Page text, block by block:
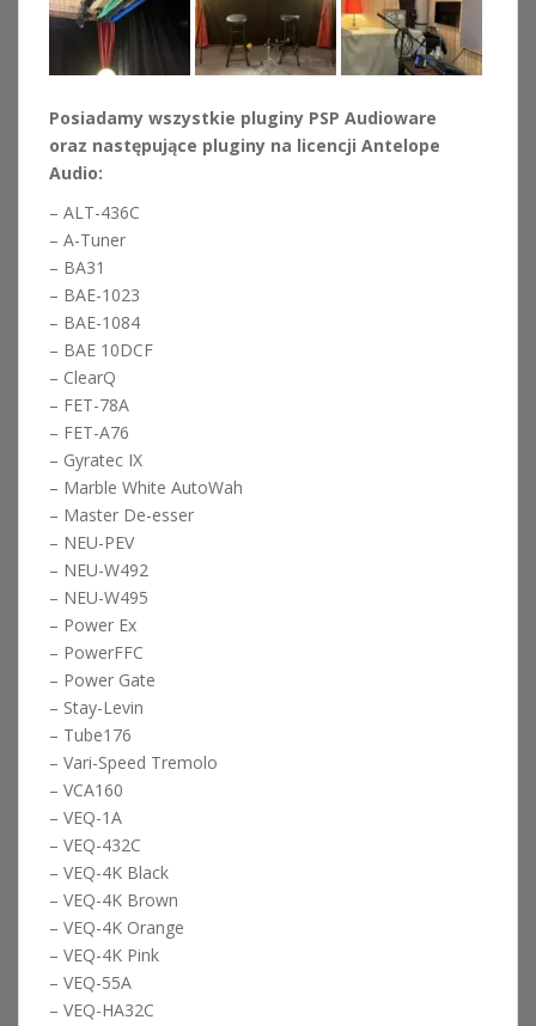
Posiadamy wszystkie pluginy PSP Audioware
oraz następujące pluginy na licencji Antelope
Audio:
– ALT-436C
– A-Tuner
– BA31
– BAE-1023
– BAE-1084
– BAE 10DCF
– ClearQ
– FET-78A
– FET-A76
– Gyratec IX
– Marble White AutoWah
– Master De-esser
– NEU-PEV
– NEU-W492
– NEU-W495
– Power Ex
– PowerFFC
– Power Gate
– Stay-Levin
– Tube176
– Vari-Speed Tremolo
– VCA160
– VEQ-1A
– VEQ-432C
– VEQ-4K Black
– VEQ-4K Brown
– VEQ-4K Orange
– VEQ-4K Pink
– VEQ-55A
– VEQ-HA32C